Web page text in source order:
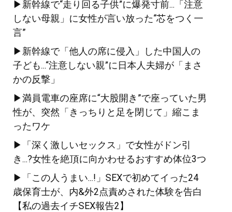
▶新幹線で“走り回る子供”に爆発寸前...「注意
しない母親」に女性が言い放った“芯をつく一
言”
▶新幹線で「他人の席に侵入」した中国人の
子ども...“注意しない親”に日本人夫婦が「まさ
かの反撃」
▶満員電車の座席に“大股開き”で座っていた男
性が、突然「きっちりと足を閉じて」縮こま
ったワケ
▶「深く激しいセックス」で女性がドン引
き...?女性を絶頂に向かわせるおすすめ体位3つ
▶「この人うまい...!」SEXで初めてイった24
歳保育士が、内&外2点責めされた体験を告白
【私の過去イチSEX報告2】